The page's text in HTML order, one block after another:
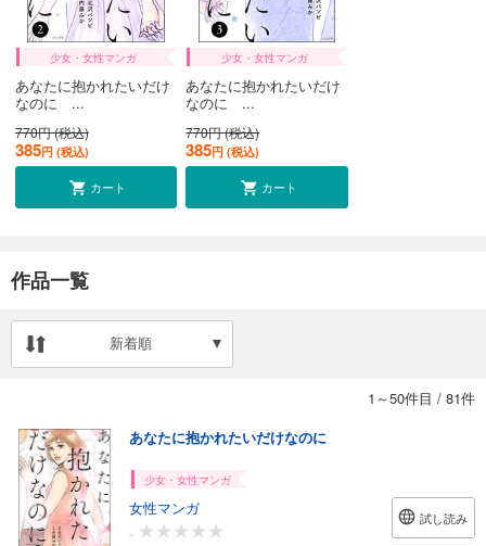
少女・女性マンガ
あなたに抱かれたいだけ
なのに ...
770円 (税込)
385円 (税込)
カート
少女・女性マンガ
あなたに抱かれたいだけ
なのに ...
770円 (税込)
385円 (税込)
カート
作品一覧
新着順
1～50件目 / 81件
あなたに抱かれたいだけなのに
少女・女性マンガ
女性マンガ
-
試し読み